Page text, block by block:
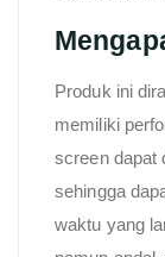
Produk ini
memiliki
screen dapat
sehingga
waktu yang